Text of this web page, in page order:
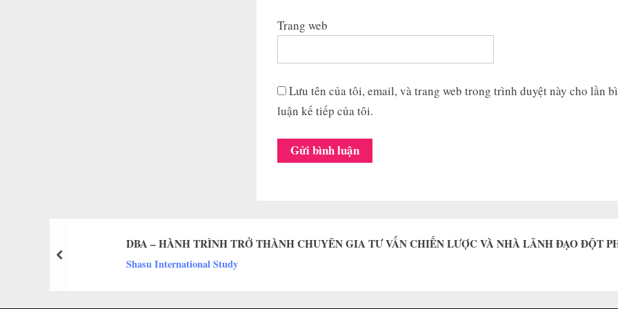
Trang web
Lưu tên của tôi, email, và trang web trong trình duyệt này cho lần
luận kế tiếp của tôi.
DBA – HÀNH TRÌNH TRỞ THÀNH CHUYÊN GIA TƯ VẤN CHIẾN LƯỢC VÀ NHÀ LÃNH ĐẠO ĐỘT
Shasu International Study
prev